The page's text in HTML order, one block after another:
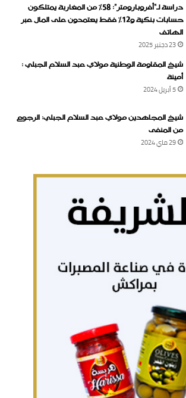
دراسة لـ“أفروبارومتر”: 58٪ من المغاربة يمتلكون
حسابات بنكية و12٪ فقط يعتمدون على المال عبر
الهاتف
23 دجنبر 2025
شيخ المقاومة الوطنية مولاي عبد السلام الجبلي :
أمينة
5 أبريل 2024
شيخ المجاهدين مولاي عبد السلام الجبلي: الرجوع
من المنفى
29 ماي 2024